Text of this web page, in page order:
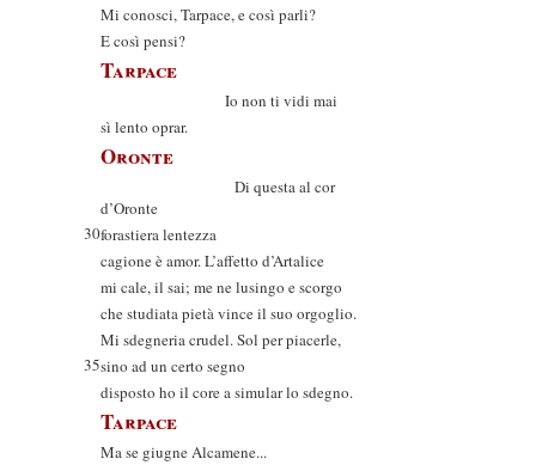
Mi conosci, Tarpace, e così parli?
E così pensi?
Tarpace
Io non ti vidi mai
sì lento oprar.
Oronte
Di questa al cor
d’Oronte
30forastiera lentezza
cagione è amor. L’affetto d’Artalice
mi cale, il sai; me ne lusingo e scorgo
che studiata pietà vince il suo orgoglio.
Mi sdegneria crudel. Sol per piacerle,
35sino ad un certo segno
disposto ho il core a simular lo sdegno.
Tarpace
Ma se giugne Alcamene...